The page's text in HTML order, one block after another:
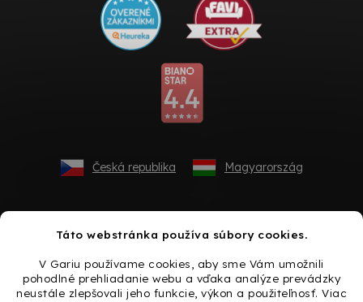
Táto webstránka používa súbory cookies.
V Gariu používame cookies, aby sme Vám umožnili
pohodlné prehliadanie webu a vďaka analýze prevádzky
neustále zlepšovali jeho funkcie, výkon a použiteľnosť. Viac
Česká republika Magyarország